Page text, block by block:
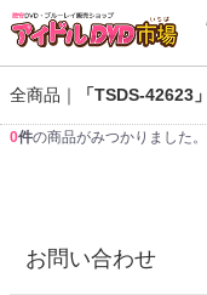
全商品 「TSDS-42623
0件の商品がみつかりました。
お問い合わせ